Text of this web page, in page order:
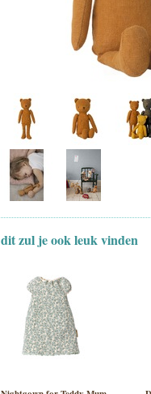
dit zul je ook leuk vinden